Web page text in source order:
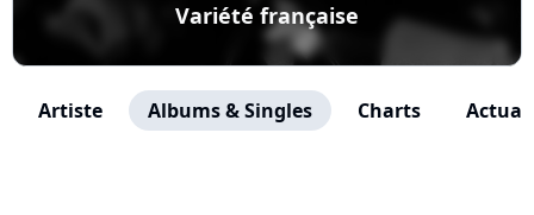
Variété française
Artiste Albums & Singles Charts